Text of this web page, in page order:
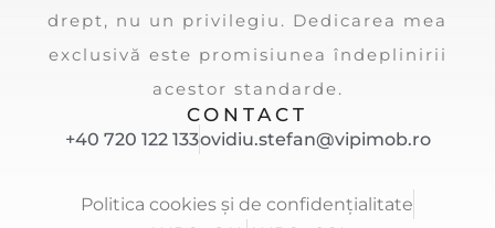
drept, nu un privilegiu. Dedicarea mea
exclusivă este promisiunea îndeplinirii
acestor standarde.
CONTACT
+40 720 122 133ovidiu.stefan@vipimob.ro
Politica cookies și de confidențialitate